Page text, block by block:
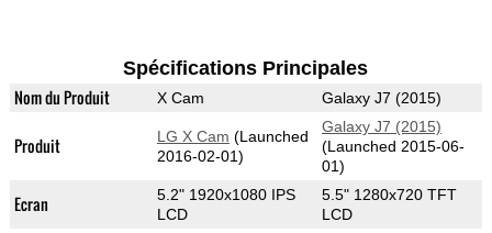
Spécifications Principales
Nom du Produit X Cam Galaxy J7 (2015)
Produit LG X Cam (Launched
2016-02-01)
Galaxy J7 (2015)
(Launched 2015-06-
01)
Ecran
5.2" 1920x1080 IPS
LCD
5.5" 1280x720 TFT
LCD